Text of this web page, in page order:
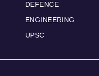
DEFENCE
ENGINEERING
UPSC